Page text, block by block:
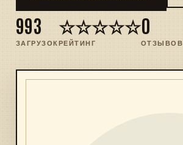
993
ЗАГРУЗОК
☆☆☆☆☆
РЕЙТИНГ
0
ОТЗЫВОВ